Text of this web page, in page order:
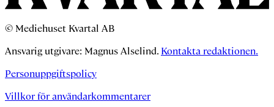
© Mediehuset Kvartal AB
Ansvarig utgivare: Magnus Alselind. Kontakta redaktionen.
Personuppgiftspolicy
Villkor för användarkommentarer